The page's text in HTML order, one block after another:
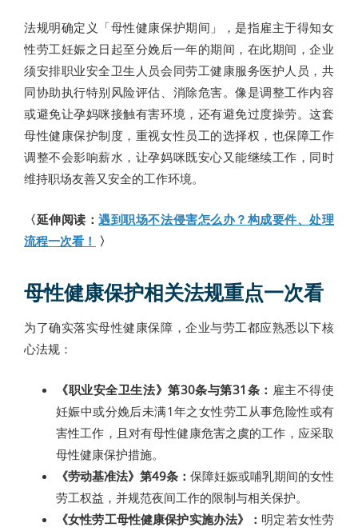
法规明确定义「母性健康保护期间」，是指雇主于得知女
性劳工妊娠之日起至分娩后一年的期间，在此期间，企业
须安排职业安全卫生人员会同劳工健康服务医护人员，共
同协助执行特别风险评估、消除危害。像是调整工作内容
或避免让孕妈咪接触有害环境，还有避免过度操劳。这套
母性健康保护制度，重视女性员工的选择权，也保障工作
调整不会影响薪水，让孕妈咪既安心又能继续工作，同时
维持职场友善又安全的工作环境。
〈延伸阅读：遇到职场不法侵害怎么办？构成要件、处理
流程一次看！ 〉
母性健康保护相关法规重点一次看
为了确实落实母性健康保障，企业与劳工都应熟悉以下核
心法规：
《职业安全卫生法》第30条与第31条： 雇主不得使
妊娠中或分娩后未满1年之女性劳工从事危险性或有
害性工作，且对有母性健康危害之虞的工作，应采取
母性健康保护措施。
《劳动基准法》第49条： 保障妊娠或哺乳期间的女性
劳工权益，并规范夜间工作的限制与相关保护。
《女性劳工母性健康保护实施办法》： 明定若女性劳